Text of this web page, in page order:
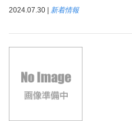
2024.07.30 | 新着情報